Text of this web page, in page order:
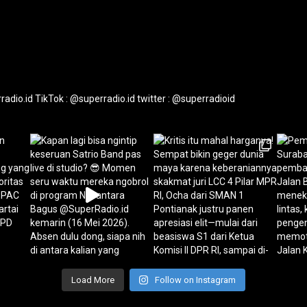
TikTok : @superradio.id twitter : @superradioid
Load More Follow on Instagram